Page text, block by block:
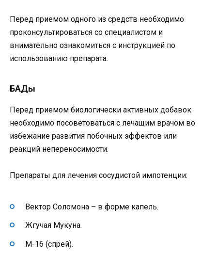
Перед приемом одного из средств необходимо
проконсультироваться со специалистом и
внимательно ознакомиться с инструкцией по
использованию препарата.
БАДы
Перед приемом биологически активных добавок
необходимо посоветоваться с лечащим врачом во
избежание развития побочных эффектов или
реакций непереносимости.
Препараты для лечения сосудистой импотенции:
Вектор Соломона – в форме капель.
Жгучая Мукуна.
М-16 (спрей).